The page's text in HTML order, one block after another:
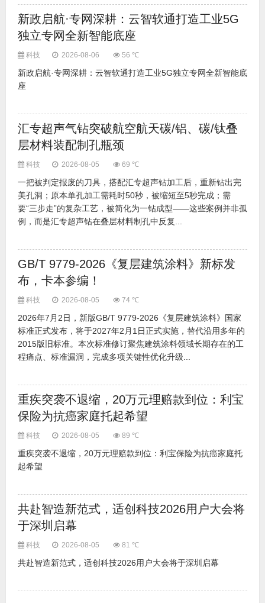
新政启航·专网深耕：云智软通打造工业5G
独立专网全新智能底座
科技 2026-08-06 56 ℃
新政启航·专网深耕：云智软通打造工业5G独立专网全新智能底
座
汇专超声气钻突破航空航天碳/铝、碳/钛叠
层材料装配制孔瓶颈
科技 2026-08-05 69 ℃
一把被判定报废的刀具，搭配汇专超声钻加工后，重新钻出完
美孔洞；原本单孔加工需耗时50秒，被缩短至5秒完成；需
要“三步走”的复杂工艺，被简化为一钻成型——这些案例并非孤
例，而是汇专超声钻在叠层材料制孔中反复...
GB/T 9779-2026《复层建筑涂料》新标发
布，卡本参编！
科技 2026-08-05 74 ℃
2026年7月2日，新版GB/T 9779-2026《复层建筑涂料》国家
标准正式发布，将于2027年2月1日正式实施，替代沿用多年的
2015版旧标准。本次标准修订聚焦建筑涂料领域长期存在的工
程痛点、标准漏洞，完成多项关键性优化升级...
重疾突袭不退缩，20万元理赔款到位：利宝
保险为抗癌家庭托起希望
科技 2026-08-05 89 ℃
重疾突袭不退缩，20万元理赔款到位：利宝保险为抗癌家庭托
起希望
共赴智造新范式，适创科技2026用户大会将
于深圳启幕
科技 2026-08-05 81 ℃
共赴智造新范式，适创科技2026用户大会将于深圳启幕